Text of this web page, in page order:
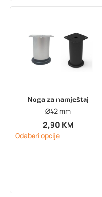
Noga za namještaj
Ø42 mm
2,90 KM
Odaberi opcije